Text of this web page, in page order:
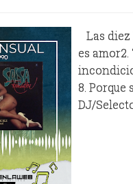
Las diez
es
8. Porque
DJ/